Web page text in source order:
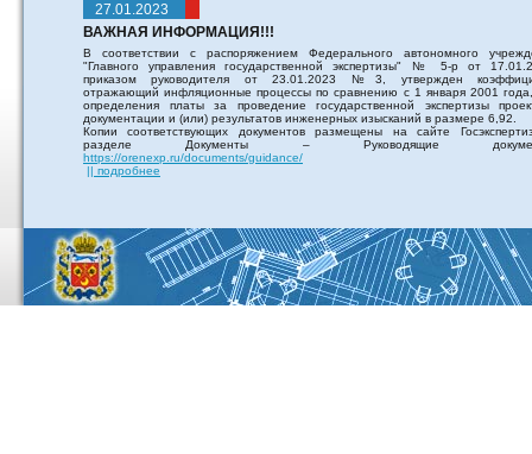
27.01.2023
ВАЖНАЯ ИНФОРМАЦИЯ!!!
В соответствии с распоряжением Федерального автономного
"Главного управления государственной экспертизы" № 5-р от
приказом руководителя от 23.01.2023 №3, утвержден
отражающий инфляционные процессы по сравнению с 1 января 2001
определения платы за проведение государственной экспертизы
документации и (или) результатов инженерных изысканий в размере 6,92.
Копии соответствующих документов размещены на сайте
разделе Документы – Руководящие
https://orenexp.ru/documents/guidance/
|| подробнее